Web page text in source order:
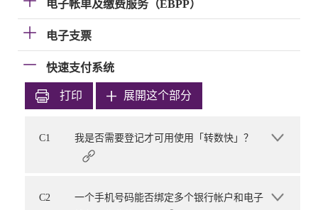
电子帐单及缴费服务（EBPP）
电子支票
快速支付系统
打印 展開这个部分
C1 我是否需要登记才可用使用「转数快」？
C2
一个手机号码能否绑定多个银行帐户和电子